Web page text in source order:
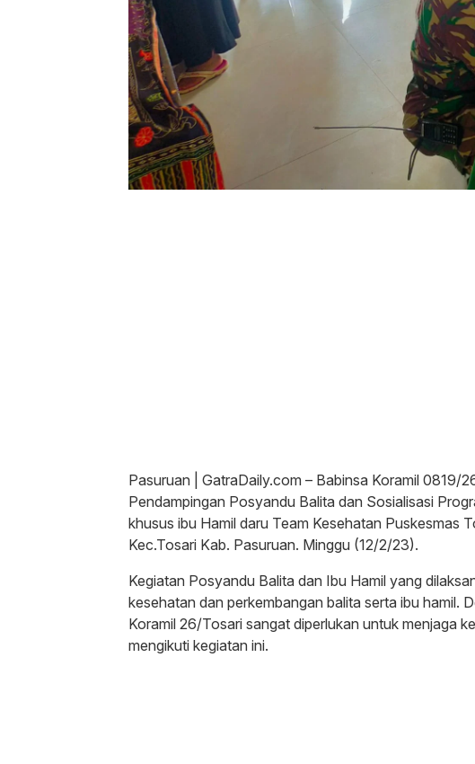
Pasuruan | GatraDaily.com – Babinsa Koramil 0819/
Pendampingan Posyandu Balita dan Sosialisasi
khusus ibu Hamil daru Team Kesehatan Puskesmas
Kec.Tosari Kab. Pasuruan. Minggu (12/2/23).
Kegiatan Posyandu Balita dan Ibu Hamil yang
kesehatan dan perkembangan balita serta ibu hamil.
Koramil 26/Tosari sangat diperlukan untuk menjaga
mengikuti kegiatan ini.